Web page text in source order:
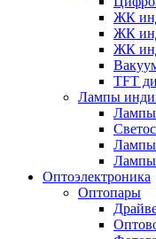
ЖК
ЖК
ЖК
TFT
Лампы
Лампы
Лампы
Лампы
Оптоэлектроника
Оптопары